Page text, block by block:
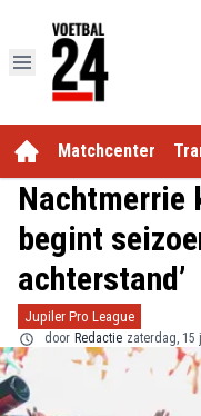
Matchcenter
Nachtmerrie
begint
achterstand’
Jupiler Pro League
door Redactie zaterdag, 15